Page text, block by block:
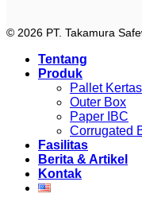
© 2026 PT. Takamura
Tentang
Produk
Pallet Kertas
Outer Box
Paper IBC
Corrugated
Fasilitas
Berita & Artikel
Kontak